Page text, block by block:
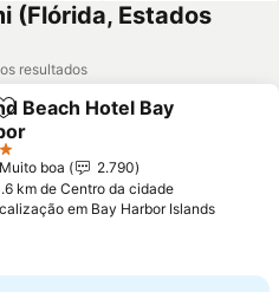
(Flórida, Estados
resultados
Adicionar aos favoritos
Beach Hotel Bay
Muito boa
2.790
km de Centro da cidade
em Bay Harbor IslandsVer